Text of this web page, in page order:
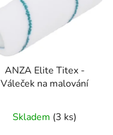
ANZA Elite Titex -
Váleček na malování
Skladem (3 ks)